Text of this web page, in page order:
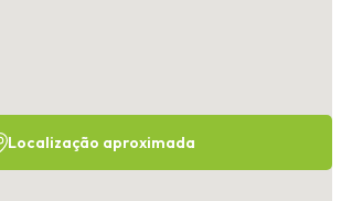
Localização aproximada